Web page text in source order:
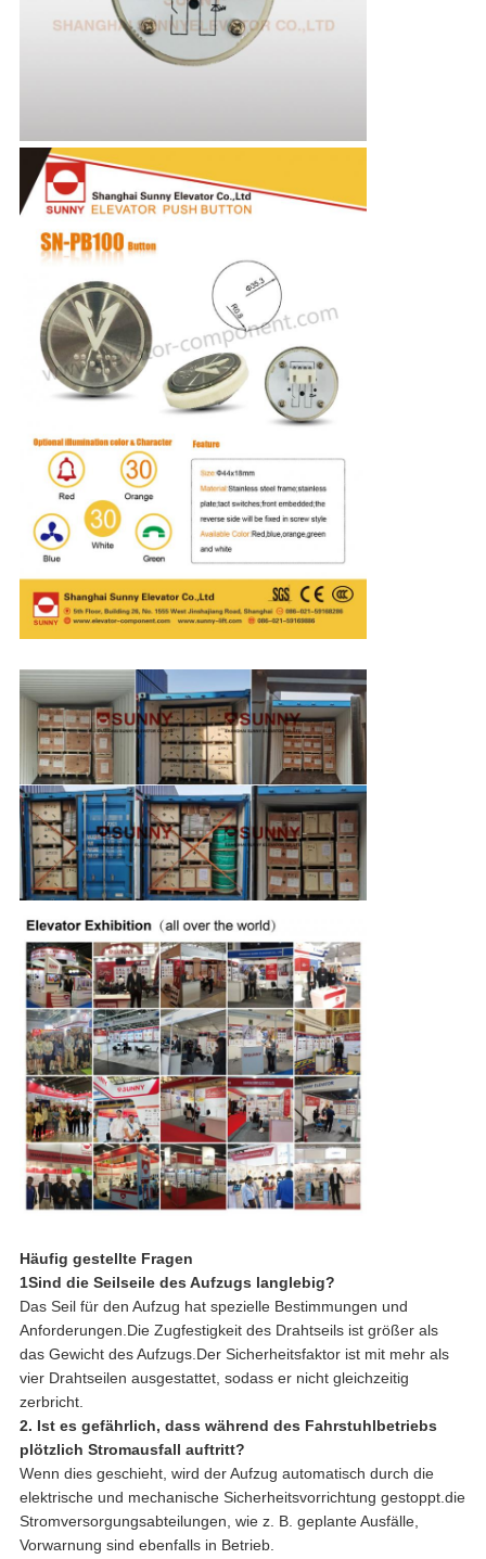
Häufig gestellte Fragen
1Sind die Seilseile des Aufzugs langlebig?
Das Seil für den Aufzug hat spezielle Bestimmungen und
Anforderungen.Die Zugfestigkeit des Drahtseils ist größer als
das Gewicht des Aufzugs.Der Sicherheitsfaktor ist mit mehr als
vier Drahtseilen ausgestattet, sodass er nicht gleichzeitig
zerbricht.
2. Ist es gefährlich, dass während des Fahrstuhlbetriebs
plötzlich Stromausfall auftritt?
Wenn dies geschieht, wird der Aufzug automatisch durch die
elektrische und mechanische Sicherheitsvorrichtung gestoppt.die
Stromversorgungsabteilungen, wie z. B. geplante Ausfälle,
Vorwarnung sind ebenfalls in Betrieb.